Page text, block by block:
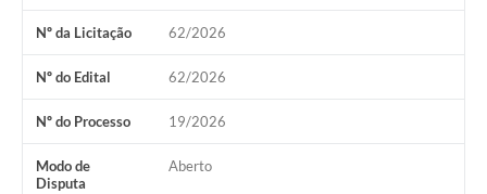
Nº da Licitação 62/2026
Nº do Edital 62/2026
Nº do Processo 19/2026
Modo de
Disputa
Aberto